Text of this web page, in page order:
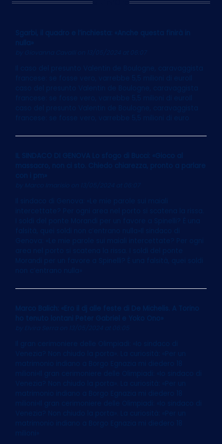
Sgarbi, il quadro e l’inchiesta: «Anche questa finirà in
nulla»
on 13/05/2024 at 06:07
Il caso del presunto Valentin de Boulogne, caravaggista
francese: se fosse vero, varrebbe 5,5 milioni di euroIl
caso del presunto Valentin de Boulogne, caravaggista
francese: se fosse vero, varrebbe 5,5 milioni di euroIl
caso del presunto Valentin de Boulogne, caravaggista
francese: se fosse vero, varrebbe 5,5 milioni di euro
IL SINDACO DI GENOVA Lo sfogo di Bucci: «Gioco al
massacro, non ci sto. Chiedo chiarezza, pronto a parlare
con i pm»
Marco Imarisio on 13/05/2024 at 06:07
Il sindaco di Genova: «Le mie parole sui maiali
intercettate? Per ogni area nel porto si scatena la rissa.
I soldi del ponte Morandi per un favore a Spinelli? È una
falsità, quei soldi non c’entrano nulla»Il sindaco di
Genova: «Le mie parole sui maiali intercettate? Per ogni
area nel porto si scatena la rissa. I soldi del ponte
Morandi per un favore a Spinelli? È una falsità, quei soldi
non c’entrano nulla»
Marco Balich: «Ero il dj alle feste di De Michelis. A Torino
ho tenuto lontani Peter Gabriel e Yoko Ono»
on 13/05/2024 at 06:05
Il gran cerimoniere delle Olimpiadi: «Io sindaco di
Venezia? Non chiudo la porta». La curiosità: «Per un
matrimonio indiano a Borgo Egnazia mi diedero 18
milioni»Il gran cerimoniere delle Olimpiadi: «Io sindaco di
Venezia? Non chiudo la porta». La curiosità: «Per un
matrimonio indiano a Borgo Egnazia mi diedero 18
milioni»Il gran cerimoniere delle Olimpiadi: «Io sindaco di
Venezia? Non chiudo la porta». La curiosità: «Per un
matrimonio indiano a Borgo Egnazia mi diedero 18